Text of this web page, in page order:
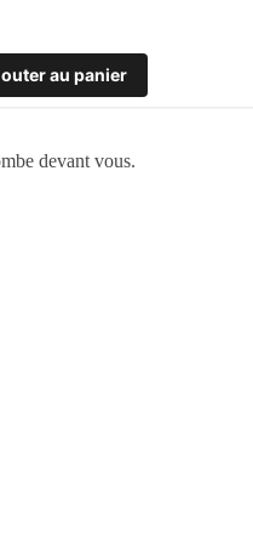
au panier
devant vous.